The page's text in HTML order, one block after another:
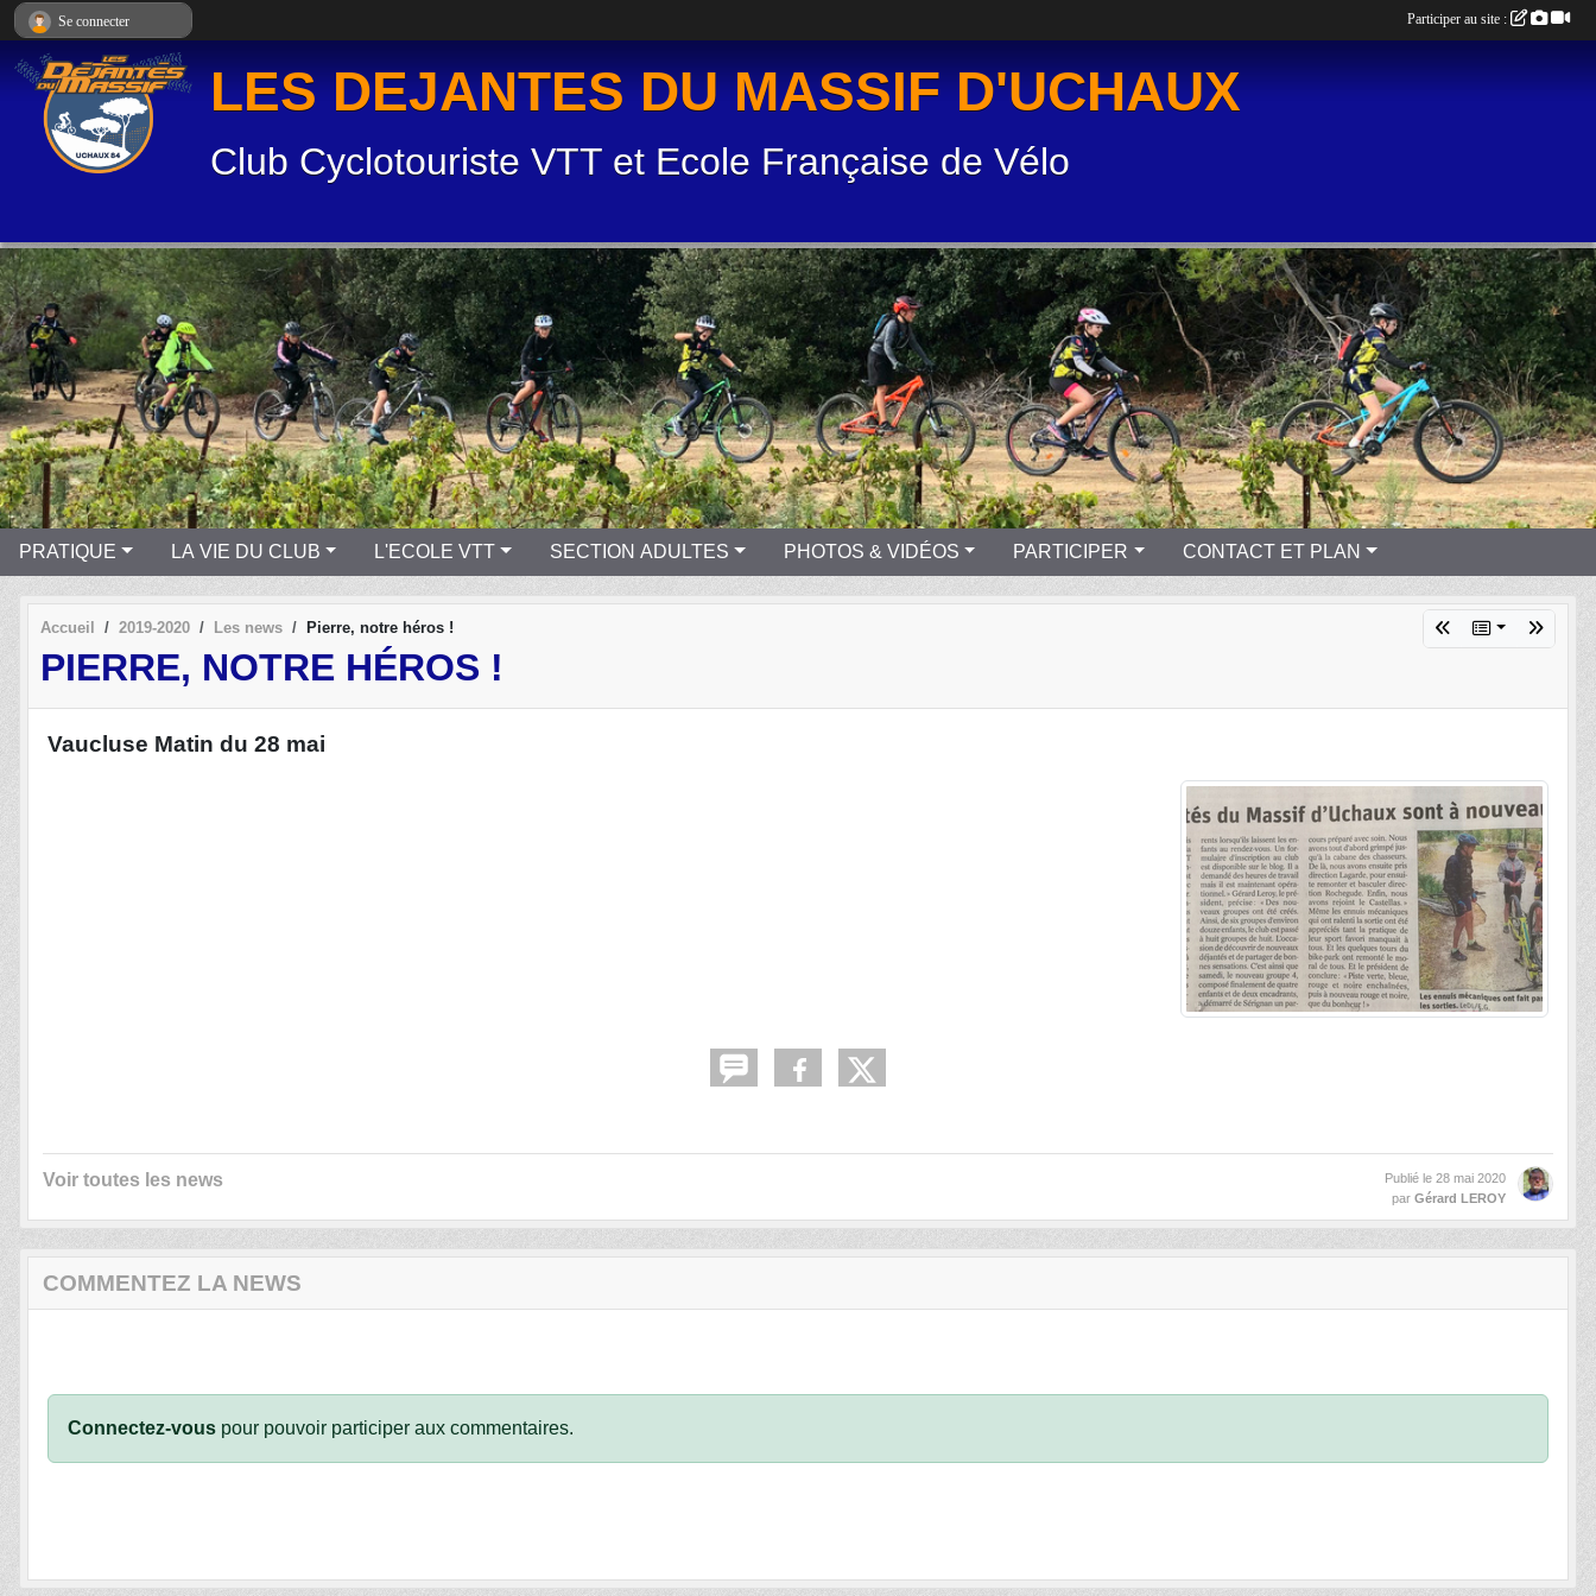
LES DEJANTES DU MASSIF D'UCHAUX
Club Cyclotouriste VTT et Ecole Française de Vélo
PRATIQUE LA VIE DU CLUB L'ECOLE VTT SECTION ADULTES PHOTOS & VIDÉOS PARTICIPER CONTACT ET PLAN
Accueil 2019-2020 Les news Pierre, notre héros !
PIERRE, NOTRE HÉROS !
Vaucluse Matin du 28 mai
Voir toutes les news Publié le 28 mai 2020
par Gérard LEROY
COMMENTEZ LA NEWS
Connectez-vous pour pouvoir participer aux commentaires.
Se connecter Participer au site :
Panneau de gestion des cookies